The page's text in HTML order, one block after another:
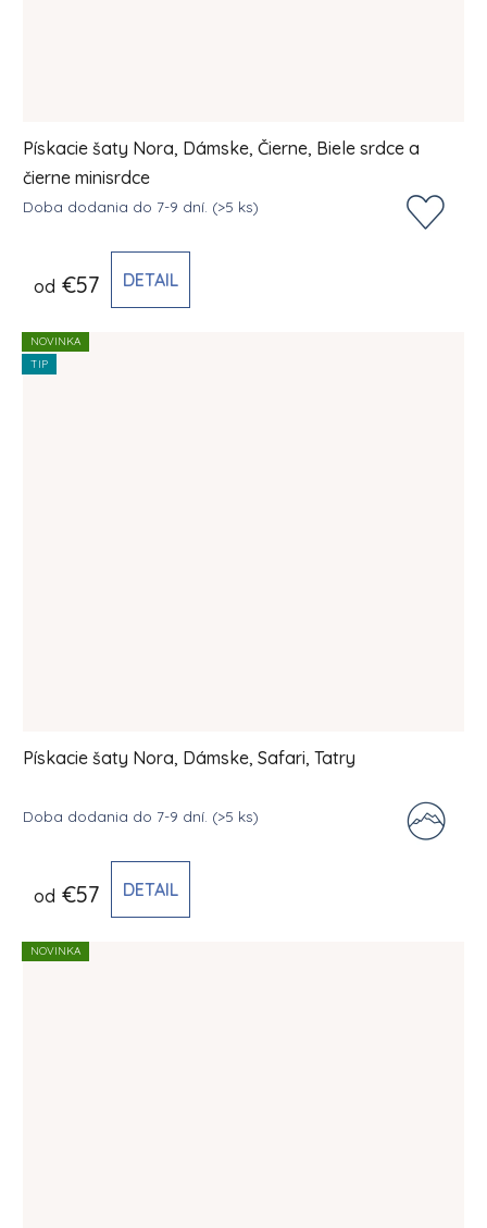
Pískacie šaty Nora, Dámske, Čierne, Biele srdce a
čierne minisrdce
Doba dodania do 7-9 dní. (>5 ks)
od €57 DETAIL
NOVINKA
TIP
Pískacie šaty Nora, Dámske, Safari, Tatry
Doba dodania do 7-9 dní. (>5 ks)
od €57 DETAIL
NOVINKA